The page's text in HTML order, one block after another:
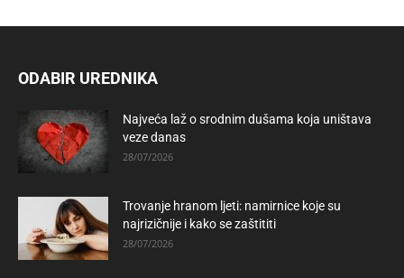
ODABIR UREDNIKA
Najveća laž o srodnim dušama koja uništava
veze danas
28/07/2026
Trovanje hranom ljeti: namirnice koje su
najrizičnije i kako se zaštititi
28/07/2026